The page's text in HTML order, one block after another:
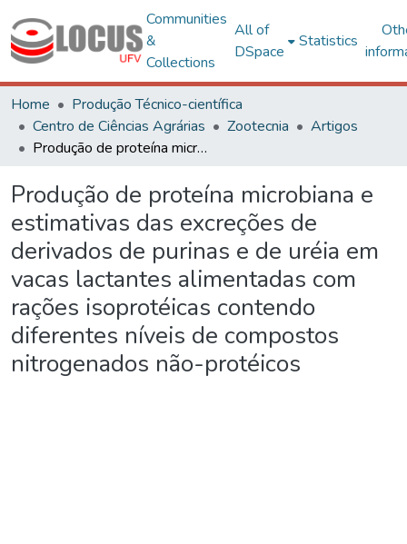
Communities
&
Collections
All of
DSpace
Statistics
Home
Produção Técnico-científica
Centro de Ciências Agrárias
Zootecnia
Artigos
Produção de proteína microbiana e estimativas das excreções de derivados de purinas e de uréia em vacas lactantes alimentadas com rações isoprotéicas contendo diferentes níveis de compostos nitrogenados não-protéicos
Produção de proteína microbiana e
estimativas das excreções de
derivados de purinas e de uréia em
vacas lactantes alimentadas com
rações isoprotéicas contendo
diferentes níveis de compostos
nitrogenados não-protéicos